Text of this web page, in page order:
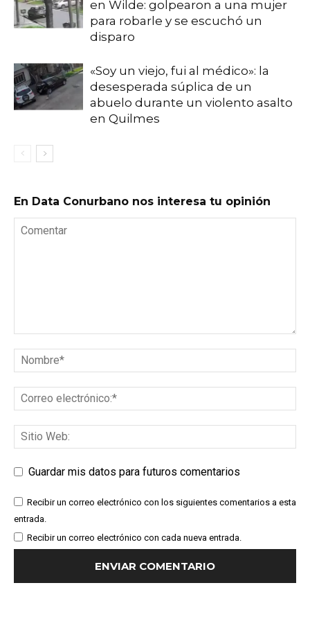
en Wilde: golpearon a una mujer
para robarle y se escuchó un
disparo
«Soy un viejo, fui al médico»: la
desesperada súplica de un
abuelo durante un violento asalto
en Quilmes
En Data Conurbano nos interesa tu opinión
Guardar mis datos para futuros comentarios
Recibir un correo electrónico con los siguientes comentarios a esta
entrada.
Recibir un correo electrónico con cada nueva entrada.